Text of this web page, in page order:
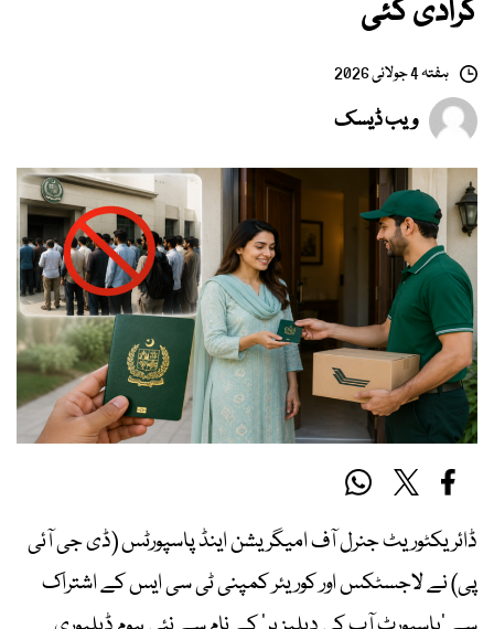
کرادی گئی
ہفتہ 4 جولائی 2026
ویب ڈیسک
ڈائریکٹوریٹ جنرل آف امیگریشن اینڈ پاسپورٹس (ڈی جی آئی
پی) نے لاجسٹکس اور کوریئر کمپنی ٹی سی ایس کے اشتراک